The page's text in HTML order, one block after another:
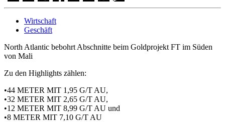
Wirtschaft
Geschäft
North Atlantic bebohrt Abschnitte beim Goldprojekt FT im Süden
von Mali
Zu den Highlights zählen:
•44 METER MIT 1,95 G/T AU,
•32 METER MIT 2,65 G/T AU,
•12 METER MIT 8,99 G/T AU und
•8 METER MIT 7,10 G/T AU